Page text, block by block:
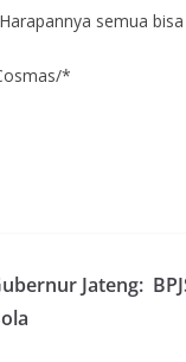
semua
*
Jateng: